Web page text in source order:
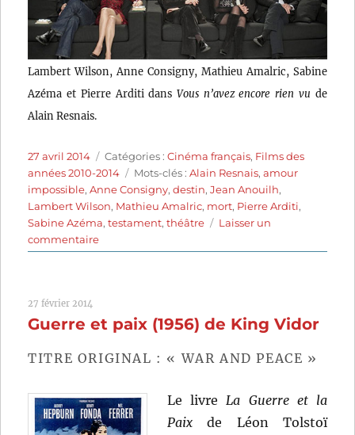
Lambert Wilson, Anne Consigny, Mathieu Amalric, Sabine
Azéma et Pierre Arditi dans Vous n’avez encore rien vu de
Alain Resnais.
Publié
le
27 avril 2014 Catégories
Catégories :Cinéma français, Films des
années 2010-2014
Étiquettes
Mots-clés :Alain Resnais,amour
impossible,Anne Consigny,destin,Jean Anouilh,
Lambert Wilson, Mathieu Amalric, mort, Pierre Arditi,
Sabine Azéma,testament,théâtre
Laisser un
commentairesur
Vous
vu
de
27 février 2014
Guerre et paix (1956) de King Vidor
TITRE ORIGINAL : « WAR AND PEACE »
Le livre La Guerre et la
Paix de Léon Tolstoï